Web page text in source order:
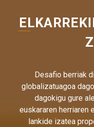
Desafio berriak
globalizatuagoa
dagokigu gure
euskararen herriaren
lankide izatea